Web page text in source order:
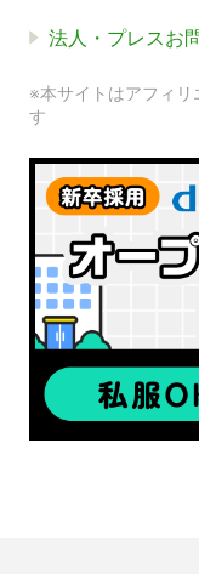
法人・プレスお
※本サイトはアフィリ
す